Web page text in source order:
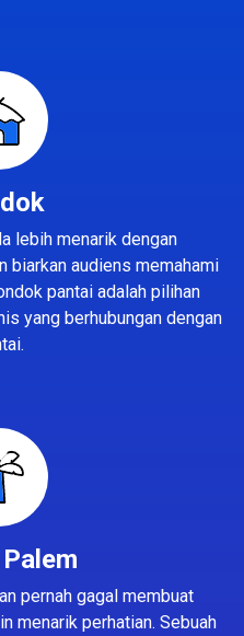
lebih menarik dengan
biarkan audiens memahami
pantai adalah pilihan
yang berhubungan dengan
pernah gagal membuat
menarik perhatian. Sebuah